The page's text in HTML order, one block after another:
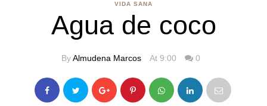
VIDA SANA
Agua de coco
ByAlmudena Marcos At 9:00 0